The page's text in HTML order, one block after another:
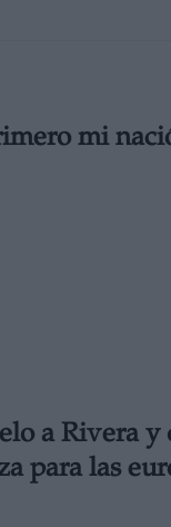
mi
a Rivera y
para las